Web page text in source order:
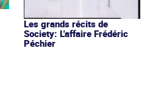
Les grands récits de
Society: L'affaire Frédéric
Péchier